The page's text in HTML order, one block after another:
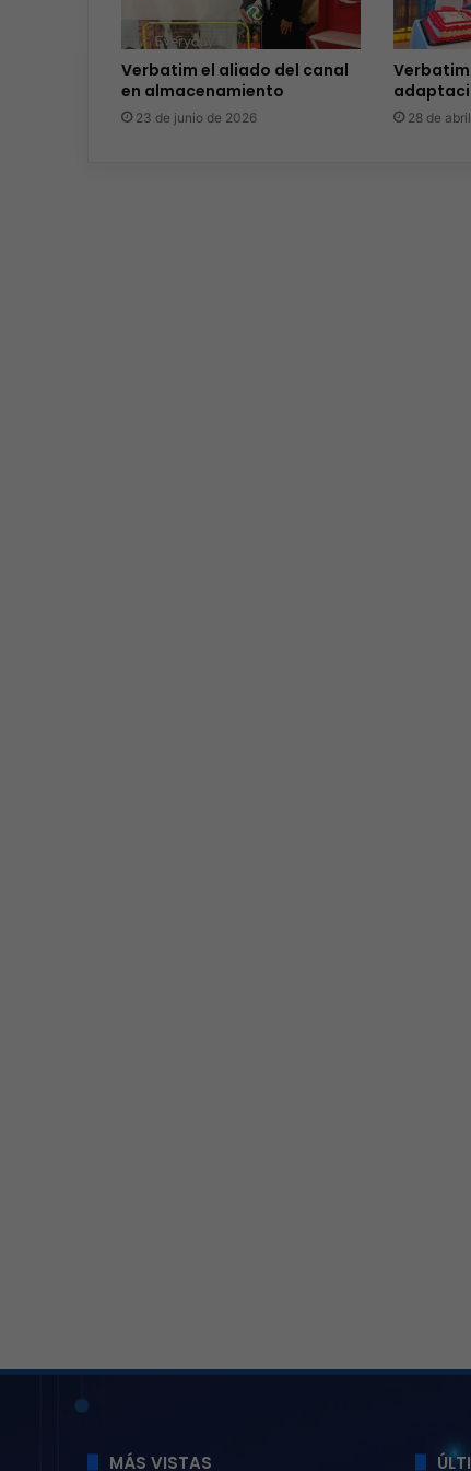
Verbatim el aliado del canal
en almacenamiento
23 de junio de 2026
Verbatim
28 de
MÁS VISTAS